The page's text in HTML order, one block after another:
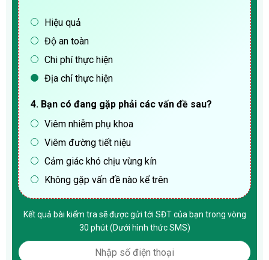
Hiệu quả
Độ an toàn
Chi phí thực hiện
Địa chỉ thực hiện
4. Bạn có đang gặp phải các vấn đề sau?
Viêm nhiễm phụ khoa
Viêm đường tiết niệu
Cảm giác khó chịu vùng kín
Không gặp vấn đề nào kể trên
Kết quả bài kiểm tra sẽ được gửi tới SĐT của bạn trong vòng
30 phút (Dưới hình thức SMS)